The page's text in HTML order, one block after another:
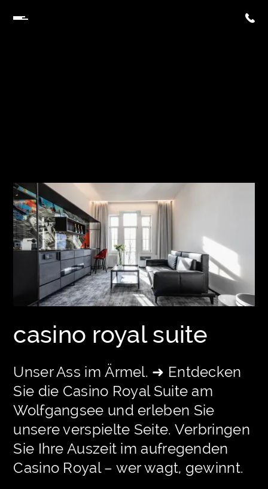
casino royal suite
Unser Ass im Ärmel. ➜ Entdecken
Sie die Casino Royal Suite am
Wolfgangsee und erleben Sie
unsere verspielte Seite. Verbringen
Sie Ihre Auszeit im aufregenden
Casino Royal – wer wagt, gewinnt.